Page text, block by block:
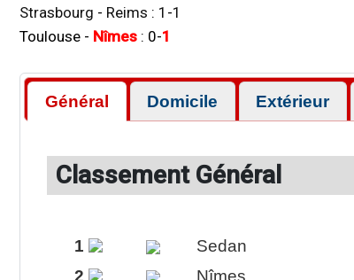
Strasbourg - Reims : 1 -1
Toulouse - Nîmes : 0-1
Général Domicile Extérieur
Classement Général
1
Sedan
2
Nîmes